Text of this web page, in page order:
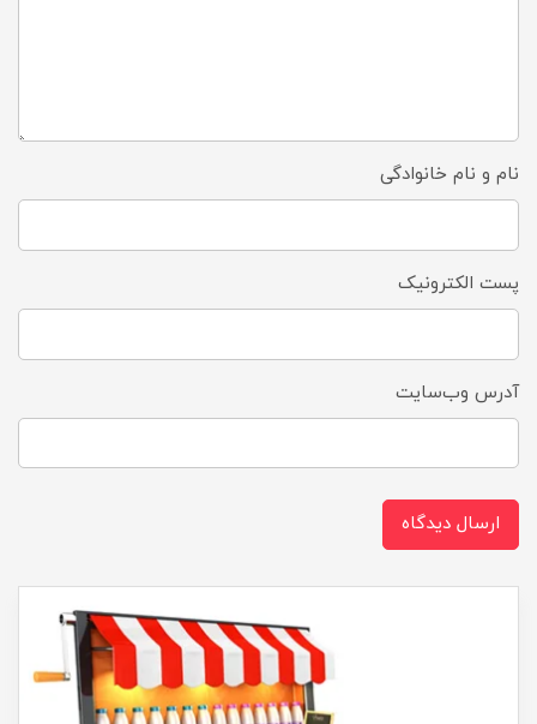
نام و نام خانوادگی
پست الکترونیک
آدرس وب‌سایت
ارسال دیدگاه